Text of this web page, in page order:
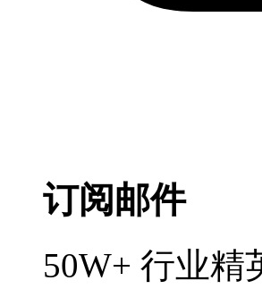
订阅邮件
50W+ 行业精